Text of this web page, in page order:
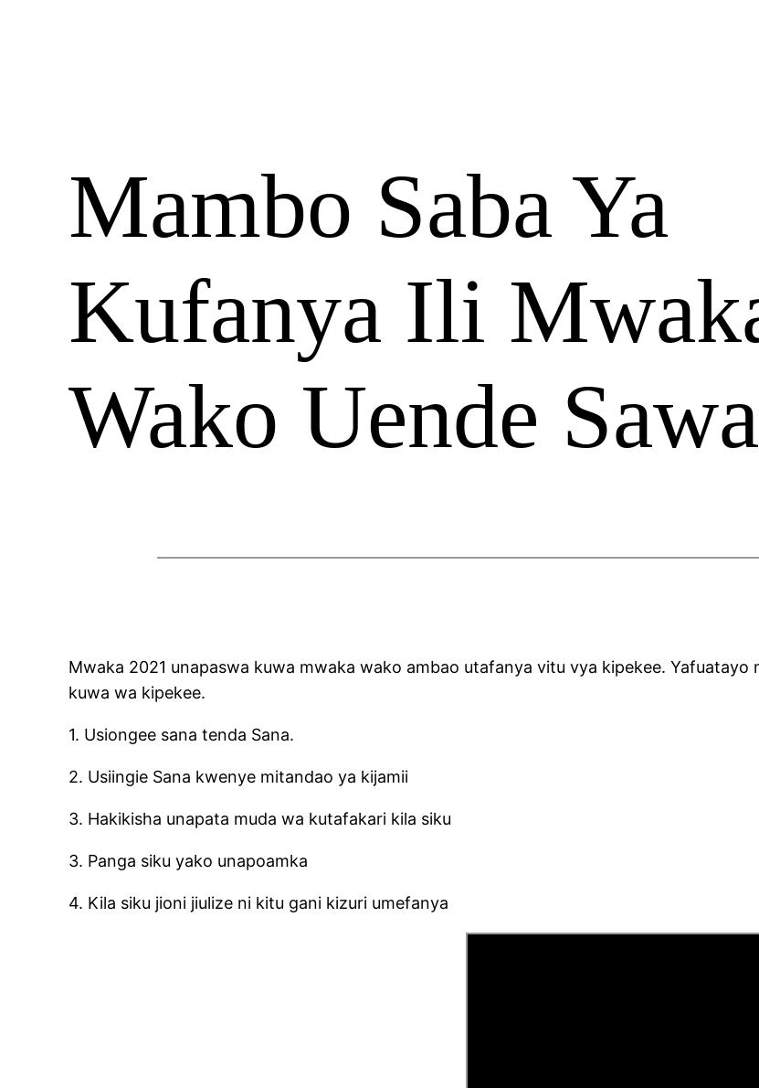
Mambo Saba Ya
Kufanya Ili
Wako Uende
Mwaka 2021 unapaswa kuwa mwaka wako ambao utafanya vitu vya kipekee.
kuwa wa kipekee.
1. Usiongee sana tenda Sana.
2. Usiingie Sana kwenye mitandao ya kijamii
3. Hakikisha unapata muda wa kutafakari kila siku
3. Panga siku yako unapoamka
4. Kila siku jioni jiulize ni kitu gani kizuri umefanya